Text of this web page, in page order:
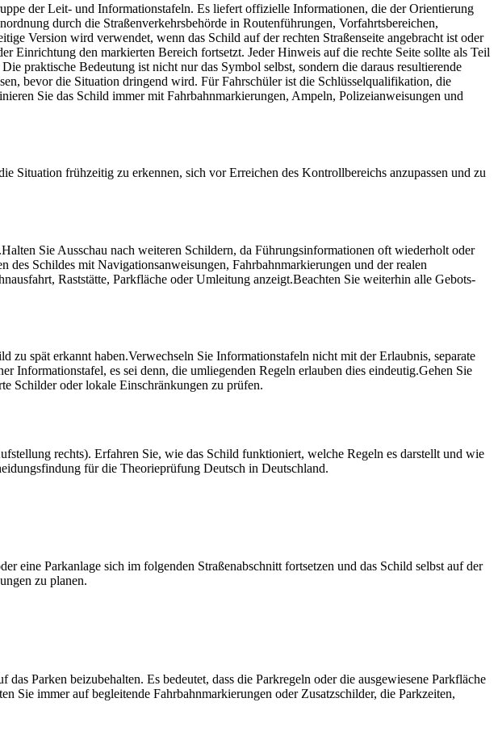
der Leit- und Informationstafeln. Es liefert offizielle Informationen, die der Orientierung
durch die Straßenverkehrsbehörde in Routenführungen, Vorfahrtsbereichen,
Version wird verwendet, wenn das Schild auf der rechten Straßenseite angebracht ist oder
Einrichtung den markierten Bereich fortsetzt. Jeder Hinweis auf die rechte Seite sollte als Teil
praktische Bedeutung ist nicht nur das Symbol selbst, sondern die daraus resultierende
bevor die Situation dringend wird. Für Fahrschüler ist die Schlüsselqualifikation, die
Sie das Schild immer mit Fahrbahnmarkierungen, Ampeln, Polizeianweisungen und
Situation frühzeitig zu erkennen, sich vor Erreichen des Kontrollbereichs anzupassen und zu
Halten Sie Ausschau nach weiteren Schildern, da Führungsinformationen oft wiederholt oder
des Schildes mit Navigationsanweisungen, Fahrbahnmarkierungen und der realen
Raststätte, Parkfläche oder Umleitung anzeigt.Beachten Sie weiterhin alle Gebots-
zu spät erkannt haben.Verwechseln Sie Informationstafeln nicht mit der Erlaubnis, separate
Informationstafel, es sei denn, die umliegenden Regeln erlauben dies eindeutig.Gehen Sie
Schilder oder lokale Einschränkungen zu prüfen.
rechts). Erfahren Sie, wie das Schild funktioniert, welche Regeln es darstellt und wie
für die Theorieprüfung Deutsch in Deutschland.
eine Parkanlage sich im folgenden Straßenabschnitt fortsetzen und das Schild selbst auf der
zu planen.
Parken beizubehalten. Es bedeutet, dass die Parkregeln oder die ausgewiesene Parkfläche
Sie immer auf begleitende Fahrbahnmarkierungen oder Zusatzschilder, die Parkzeiten,